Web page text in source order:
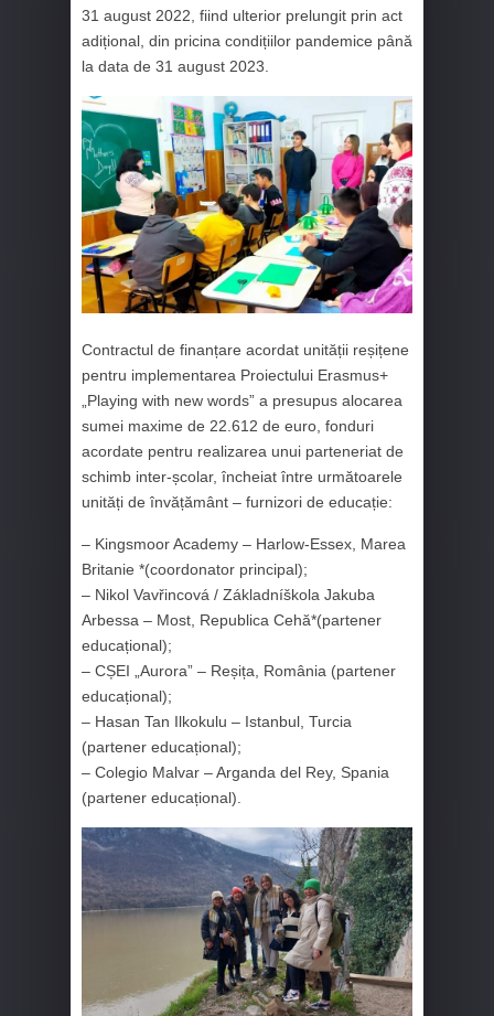
31 august 2022, fiind ulterior prelungit prin act
adițional, din pricina condițiilor pandemice până
la data de 31 august 2023.
Contractul de finanțare acordat unității reșițene
pentru implementarea Proiectului Erasmus+
„Playing with new words” a presupus alocarea
sumei maxime de 22.612 de euro, fonduri
acordate pentru realizarea unui parteneriat de
schimb inter-școlar, încheiat între următoarele
unități de învățământ – furnizori de educație:
– Kingsmoor Academy – Harlow-Essex, Marea
Britanie *(coordonator principal);
– Nikol Vavřincová / Základníškola Jakuba
Arbessa – Most, Republica Cehă*(partener
educațional);
– CȘEI „Aurora” – Reșița, România (partener
educațional);
– Hasan Tan Ilkokulu – Istanbul, Turcia
(partener educațional);
– Colegio Malvar – Arganda del Rey, Spania
(partener educațional).